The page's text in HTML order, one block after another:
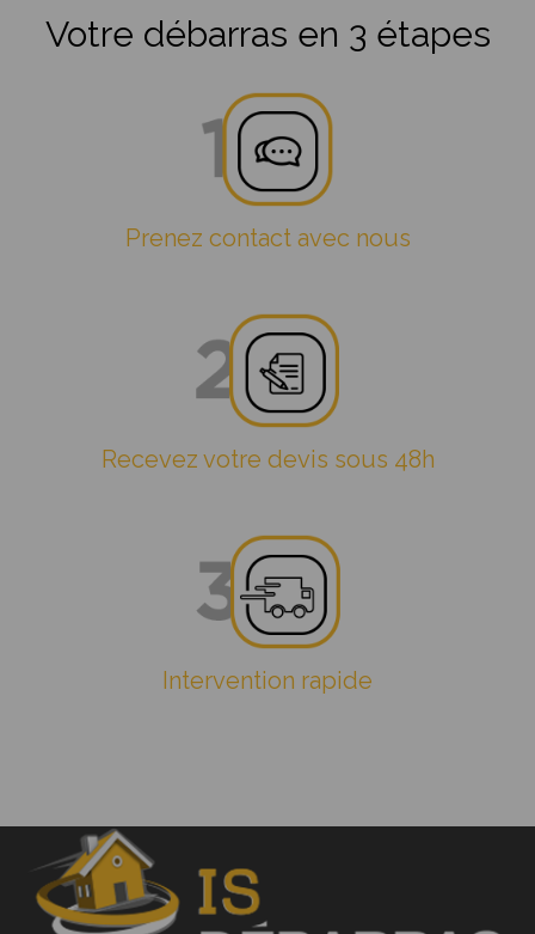
Votre débarras en 3 étapes
Prenez contact avec nous
Recevez votre devis sous 48h
Intervention rapide